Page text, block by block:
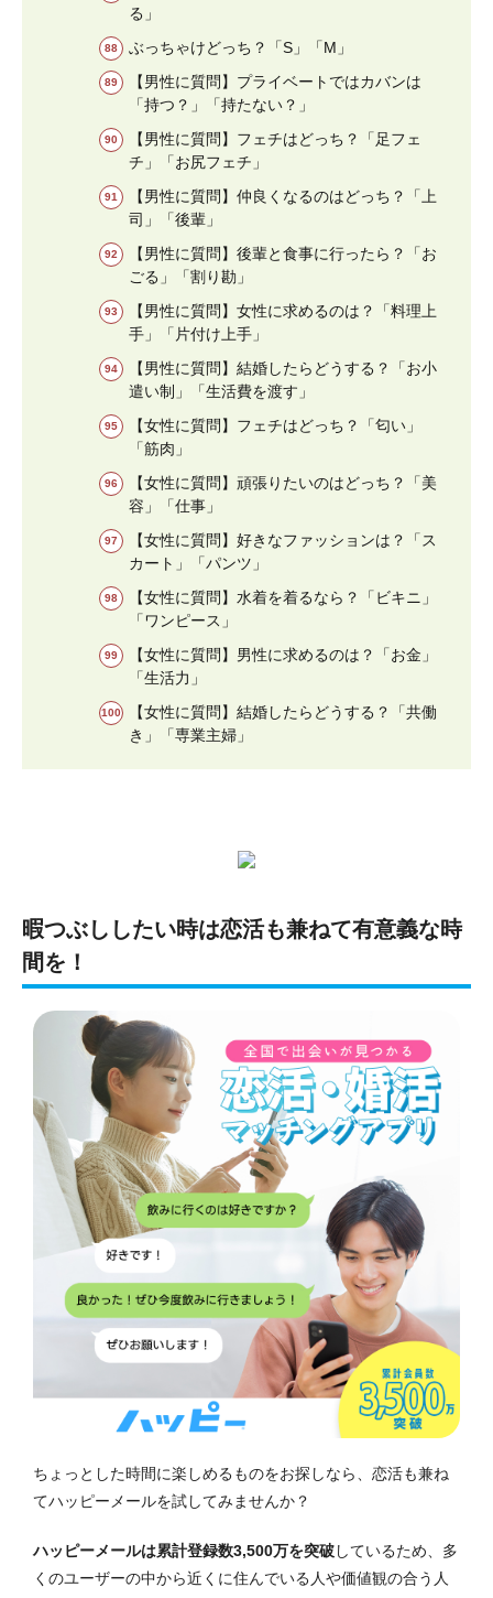
る」
ぶっちゃけどっち？「S」「M」
【男性に質問】プライベートではカバンは
「持つ？」「持たない？」
【男性に質問】フェチはどっち？「足フェ
チ」「お尻フェチ」
【男性に質問】仲良くなるのはどっち？「上
司」「後輩」
【男性に質問】後輩と食事に行ったら？「お
ごる」「割り勘」
【男性に質問】女性に求めるのは？「料理上
手」「片付け上手」
【男性に質問】結婚したらどうする？「お小
遣い制」「生活費を渡す」
【女性に質問】フェチはどっち？「匂い」
「筋肉」
【女性に質問】頑張りたいのはどっち？「美
容」「仕事」
【女性に質問】好きなファッションは？「ス
カート」「パンツ」
【女性に質問】水着を着るなら？「ビキニ」
「ワンピース」
【女性に質問】男性に求めるのは？「お金」
「生活力」
【女性に質問】結婚したらどうする？「共働
き」「専業主婦」
暇つぶししたい時は恋活も兼ねて有意義な時
間を！
ちょっとした時間に楽しめるものをお探しなら、恋活も兼ね
てハッピーメールを試してみませんか？
ハッピーメールは累計登録数3,500万を突破しているため、多
くのユーザーの中から近くに住んでいる人や価値観の合う人